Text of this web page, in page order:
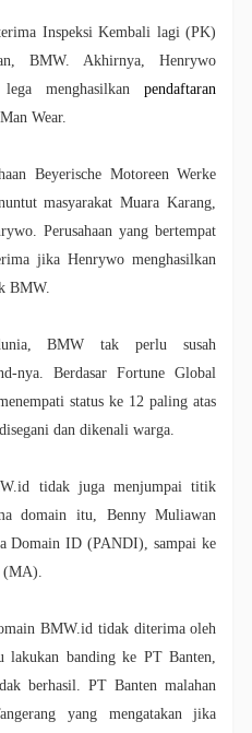
Inspeksi Kembali lagi (PK)
BMW. Akhirnya, Henrywo
lega menghasilkanpendaftaran
Wear.
Beyerische Motoreen Werke
masyarakat Muara Karang,
Perusahaan yang bertempat
jika Henrywo menghasilkan
BMW.
BMW tak perlu susah
nya. Berdasar Fortune Global
status ke 12 paling atas
dan dikenali warga.
tidak juga menjumpai titik
domain itu, Benny Muliawan
Domain ID (PANDI), sampai ke
(MA).
BMW.id tidak diterima oleh
lakukan banding ke PT Banten,
berhasil. PT Banten malahan
yang mengatakan jika